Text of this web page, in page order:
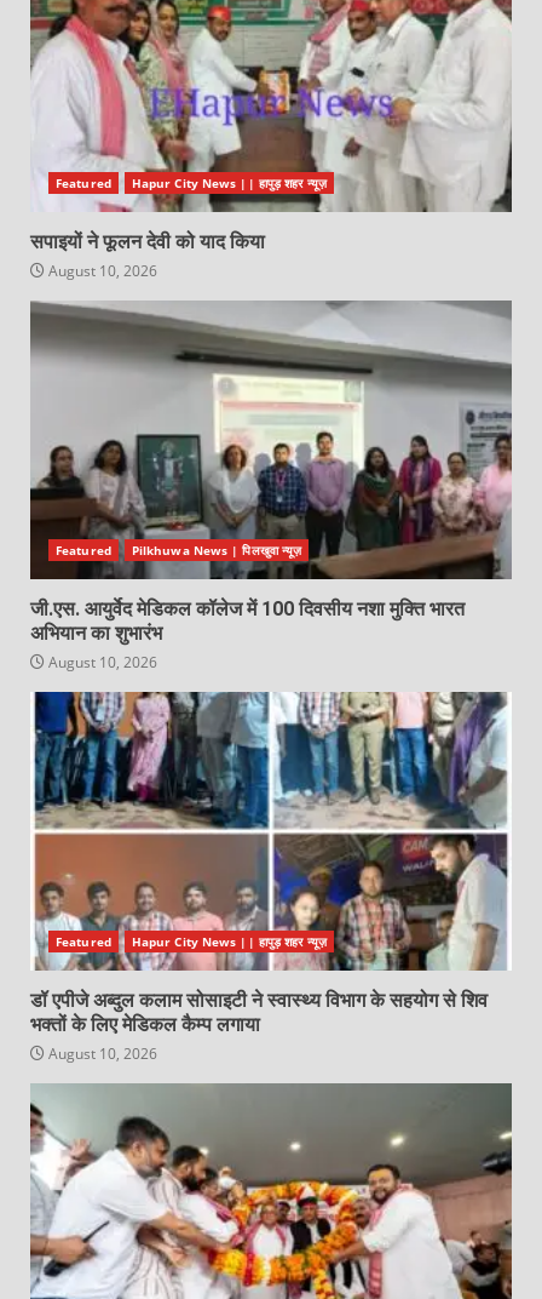
Featured Hapur City News || हापुड़ शहर न्यूज़
सपाइयों ने फूलन देवी को याद किया
August 10, 2026
Featured Pilkhuwa News | पिलखुवा न्यूज़
जी.एस. आयुर्वेद मेडिकल कॉलेज में 100 दिवसीय नशा मुक्ति भारत
अभियान का शुभारंभ
August 10, 2026
Featured Hapur City News || हापुड़ शहर न्यूज़
डॉ एपीजे अब्दुल कलाम सोसाइटी ने स्वास्थ्य विभाग के सहयोग से शिव
भक्तों के लिए मेडिकल कैम्प लगाया
August 10, 2026